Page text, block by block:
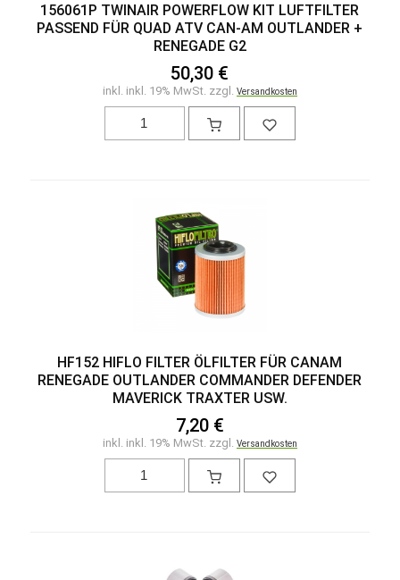
156061P TWINAIR POWERFLOW KIT LUFTFILTER
PASSEND FÜR QUAD ATV CAN-AM OUTLANDER +
RENEGADE G2
50,30 €
inkl. inkl. 19% MwSt. zzgl. Versandkosten
HF152 HIFLO FILTER ÖLFILTER FÜR CANAM
RENEGADE OUTLANDER COMMANDER DEFENDER
MAVERICK TRAXTER USW.
7,20 €
inkl. inkl. 19% MwSt. zzgl. Versandkosten